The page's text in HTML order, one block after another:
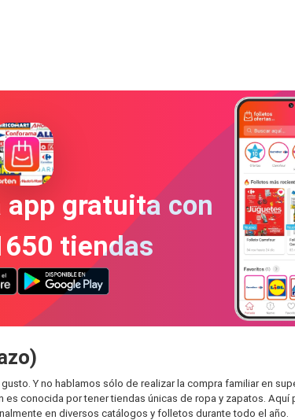
app gratuita con
tiendas
Y no hablamos sólo de realizar la compra familiar en
conocida por tener tiendas únicas de ropa y zapatos.
en diversos catálogos y folletos durante todo el año.